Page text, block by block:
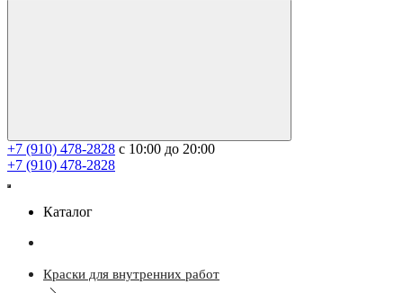
+7 (910) 478-2828 с 10:00 до 20:00
+7 (910) 478-2828
Каталог
Краски для внутренних работ